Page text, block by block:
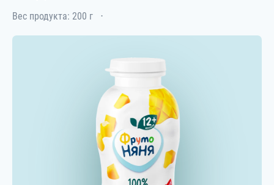
Вес продукта: 200 г ⋅